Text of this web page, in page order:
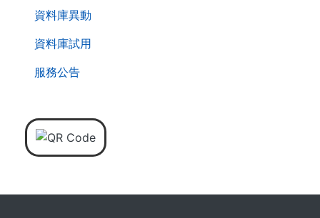
資料庫異動
資料庫試用
服務公告